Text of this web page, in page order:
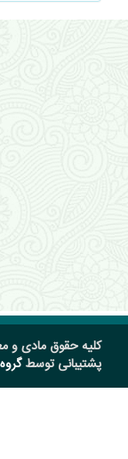
کلیه حقوق مادی
پشتیبانی توسط